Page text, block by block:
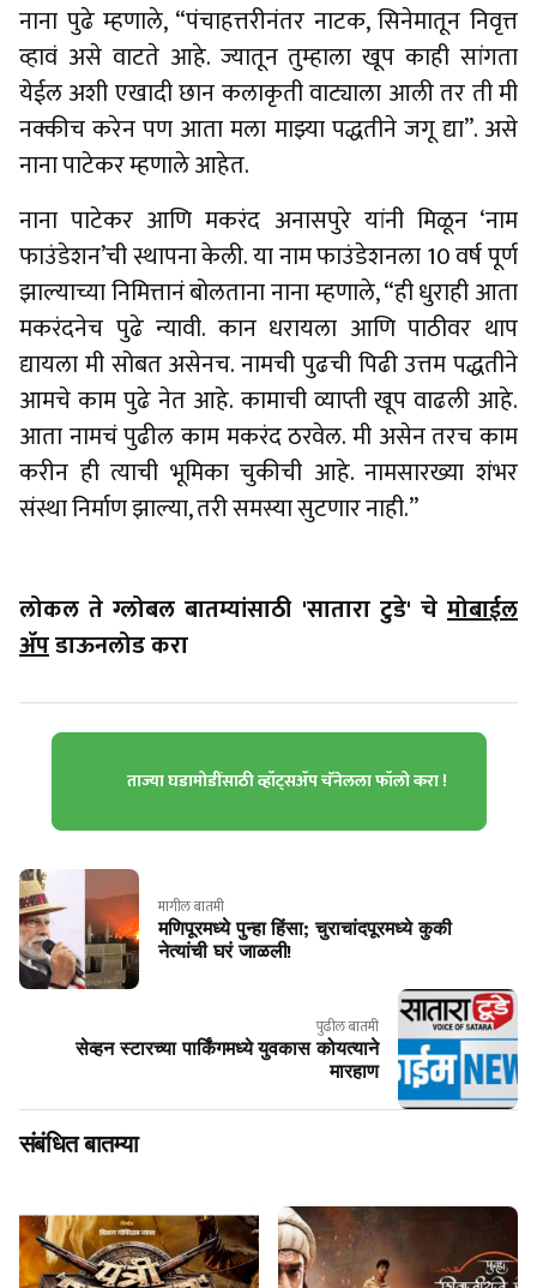
नाना पुढे म्हणाले, “पंचाहत्तरीनंतर नाटक, सिनेमातून निवृत्त
व्हावं असे वाटते आहे. ज्यातून तुम्हाला खूप काही सांगता
येईल अशी एखादी छान कलाकृती वाट्याला आली तर ती मी
नक्कीच करेन पण आता मला माझ्या पद्धतीने जगू द्या”. असे
नाना पाटेकर म्हणाले आहेत.
नाना पाटेकर आणि मकरंद अनासपुरे यांनी मिळून ‘नाम
फाउंडेशन’ची स्थापना केली. या नाम फाउंडेशनला 10 वर्ष पूर्ण
झाल्याच्या निमित्तानं बोलताना नाना म्हणाले, “ही धुराही आता
मकरंदनेच पुढे न्यावी. कान धरायला आणि पाठीवर थाप
द्यायला मी सोबत असेनच. नामची पुढची पिढी उत्तम पद्धतीने
आमचे काम पुढे नेत आहे. कामाची व्याप्ती खूप वाढली आहे.
आता नामचं पुढील काम मकरंद ठरवेल. मी असेन तरच काम
करीन ही त्याची भूमिका चुकीची आहे. नामसारख्या शंभर
संस्था निर्माण झाल्या, तरी समस्या सुटणार नाही.”
लोकल ते ग्लोबल बातम्यांसाठी 'सातारा टुडे' चे मोबाईल
ॲपडाऊनलोड करा
ताज्या घडामोडींसाठी व्हॉट्सॲप चॅनेलला फॉलो करा !
मागील बातमी
मणिपूरमध्ये पुन्हा हिंसा; चुराचांदपूरमध्ये कुकी
नेत्यांची घरं जाळली!
पुढील बातमी
सेव्हन स्टारच्या पार्किंगमध्ये युवकास कोयत्याने
मारहाण
संबंधित बातम्या